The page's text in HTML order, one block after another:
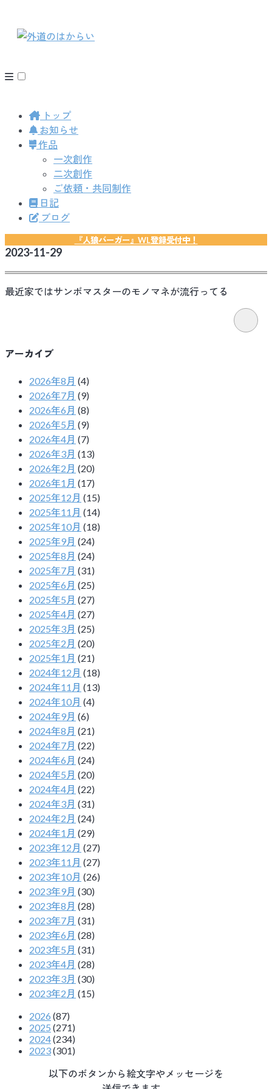
トップ
お知らせ
作品
一次創作
二次創作
ご依頼・共同制作
日記
ブログ
『人狼バーガー』WL登録受付中！
2023-11-29
最近家ではサンボマスターのモノマネが流行ってる
アーカイブ
2026年8月 (4)
2026年7月 (9)
2026年6月 (8)
2026年5月 (9)
2026年4月 (7)
2026年3月 (13)
2026年2月 (20)
2026年1月 (17)
2025年12月 (15)
2025年11月 (14)
2025年10月 (18)
2025年9月 (24)
2025年8月 (24)
2025年7月 (31)
2025年6月 (25)
2025年5月 (27)
2025年4月 (27)
2025年3月 (25)
2025年2月 (20)
2025年1月 (21)
2024年12月 (18)
2024年11月 (13)
2024年10月 (4)
2024年9月 (6)
2024年8月 (21)
2024年7月 (22)
2024年6月 (24)
2024年5月 (20)
2024年4月 (22)
2024年3月 (31)
2024年2月 (24)
2024年1月 (29)
2023年12月 (27)
2023年11月 (27)
2023年10月 (26)
2023年9月 (30)
2023年8月 (28)
2023年7月 (31)
2023年6月 (28)
2023年5月 (31)
2023年4月 (28)
2023年3月 (30)
2023年2月 (15)
2026 (87)
2025 (271)
2024(234)
2023(301)
以下のボタンから絵文字やメッセージを